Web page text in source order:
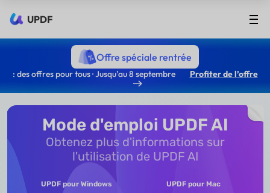
UPDF
Offre spéciale rentrée
: des offres pour tous · Jusqu’au 8 septembre Profiter de l’offre
Mode d'emploi UPDF AI
Obtenez plus d'informations sur
l'utilisation de UPDF AI
UPDF pour Windows UPDF pour Mac